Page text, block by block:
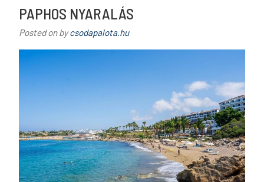
PAPHOS NYARALÁS
Posted onbycsodapalota.hu